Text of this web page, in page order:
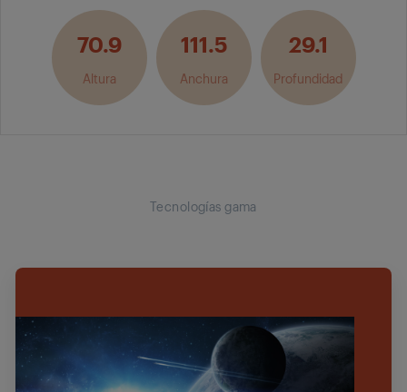
70.9
Altura
111.5
Anchura
29.1
Profundidad
Tecnologías gama